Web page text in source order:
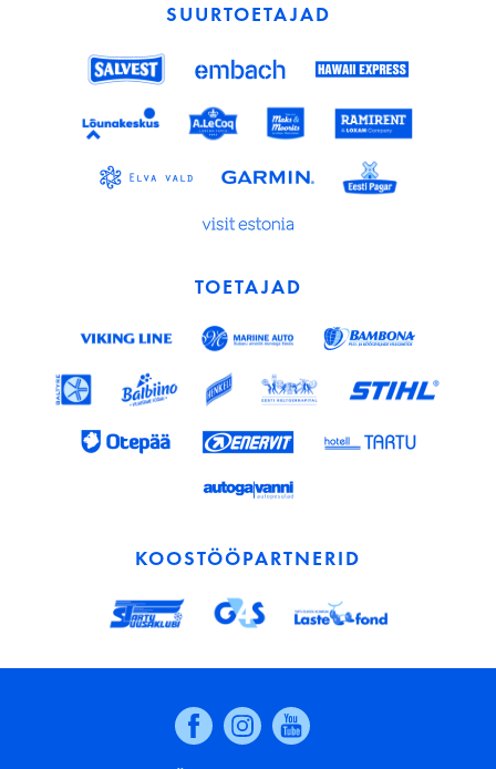
SUURTOETAJAD
TOETAJAD
KOOSTÖÖPARTNERID